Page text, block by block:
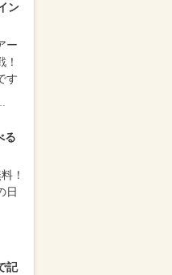
ン
ー
！
す
る
！
日
記